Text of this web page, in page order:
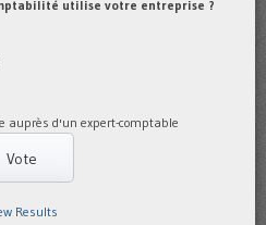
utilise votre entreprise ?
auprès d'un expert-comptable
Results